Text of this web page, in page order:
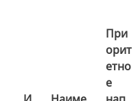
При
орит
етно
е